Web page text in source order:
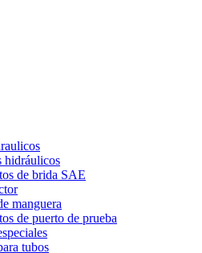
hidráulicos
de brida SAE
manguera
de puerto de prueba
tubos